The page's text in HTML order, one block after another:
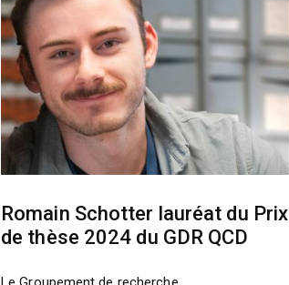
Romain Schotter lauréat du Prix
de thèse 2024 du GDR QCD